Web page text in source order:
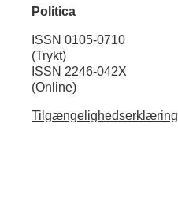
Politica
ISSN 0105-0710
(Trykt)
ISSN 2246-042X
(Online)
Tilgængelighedserklæring